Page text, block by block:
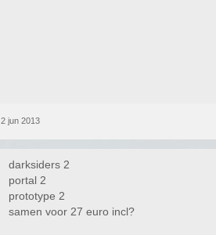
2 jun 2013
darksiders 2
portal 2
prototype 2
samen voor 27 euro incl?